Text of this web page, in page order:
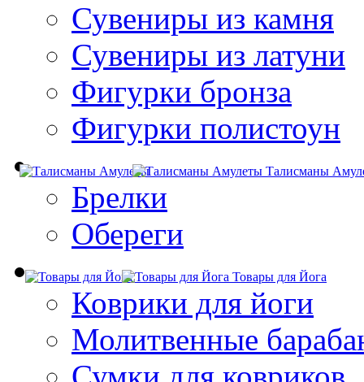
Сувениры из камня
Сувениры из латуни
Фигурки бронза
Фигурки полистоун
Талисманы
Брелки
Обереги
Товары для Йога
Коврики для йоги
Молитвенные